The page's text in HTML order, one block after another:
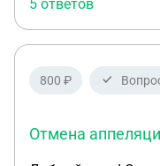
суда 1 инстанции
указал, что
нижестоящего
только на 2
пишет, как буд-то
именно лучше составить
5 ответов
800 ₽
Отмена